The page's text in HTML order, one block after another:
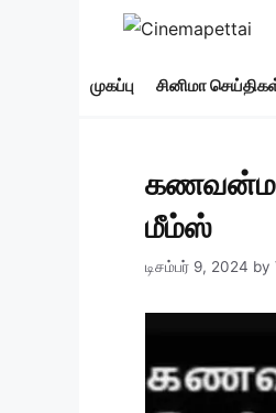
முகப்பு சினிமா
மீம்ஸ்
டிசம்பர் 9, 2024 by